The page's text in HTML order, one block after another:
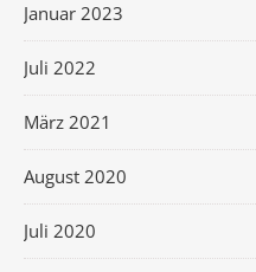
Januar 2023
Juli 2022
März 2021
August 2020
Juli 2020